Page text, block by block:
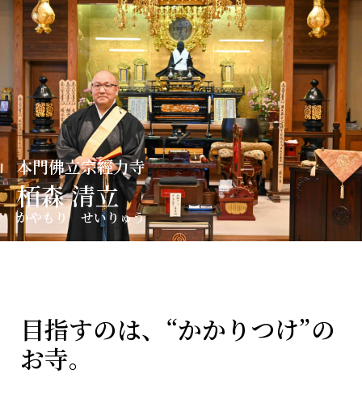
コ
ツ
へ
ス
キ
ッ
プ
本門佛立宗經力寺
栢森 清立
かやもり せいりゅう
目指すのは、“かかりつけ”の
お寺。